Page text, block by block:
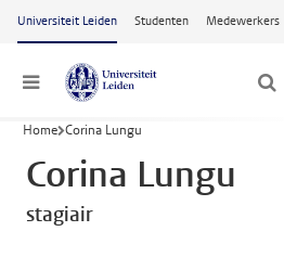
Ga naar hoofdinhoud
Universiteit Leiden Studenten Medewerkers
Menu
Home Corina Lungu
Corina Lungu
stagiair